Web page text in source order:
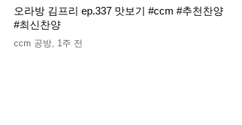
오라방 김프리 ep.337 맛보기 #ccm #추천찬양
#최신찬양
ccm 공방 1주 전